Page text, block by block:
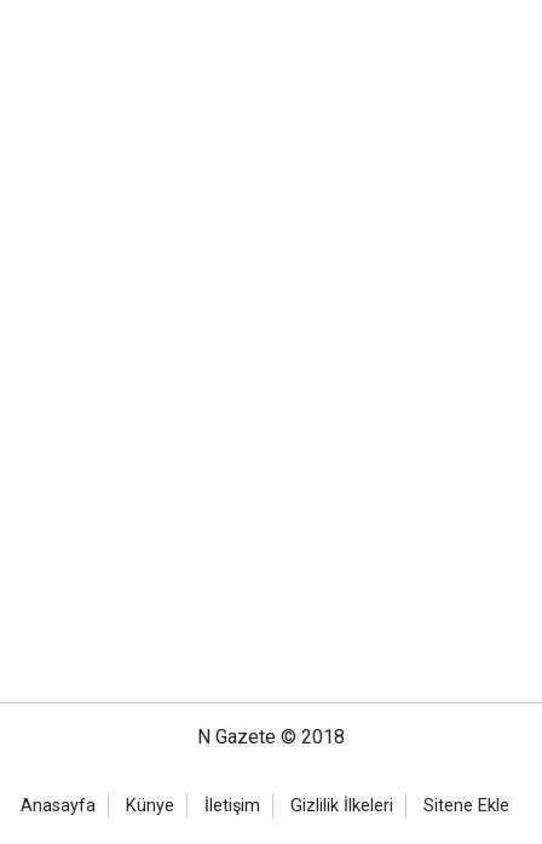
N Gazete © 2018
Anasayfa Künye İletişim Gizlilik İlkeleri Sitene Ekle